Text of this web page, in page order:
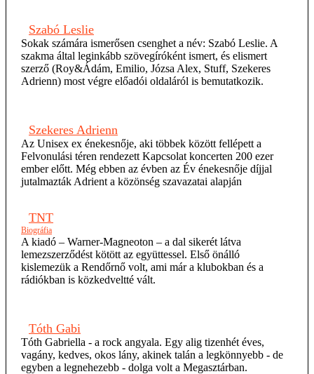
Szabó Leslie
Sokak számára ismerősen csenghet a név: Szabó Leslie. A
szakma által leginkább szövegíróként ismert, és elismert
szerző (Roy&Ádám, Emilio, Józsa Alex, Stuff, Szekeres
Adrienn) most végre előadói oldaláról is bemutatkozik.
Szekeres Adrienn
Az Unisex ex énekesnője, aki többek között fellépett a
Felvonulási téren rendezett Kapcsolat koncerten 200 ezer
ember előtt. Még ebben az évben az Év énekesnője díjjal
jutalmazták Adrient a közönség szavazatai alapján
TNT
Biográfia
A kiadó – Warner-Magneoton – a dal sikerét látva
lemezszerződést kötött az együttessel. Első önálló
kislemezük a Rendőrnő volt, ami már a klubokban és a
rádiókban is közkedveltté vált.
Tóth Gabi
Tóth Gabriella - a rock angyala. Egy alig tizenhét éves,
vagány, kedves, okos lány, akinek talán a legkönnyebb - de
egyben a legnehezebb - dolga volt a Megasztárban.